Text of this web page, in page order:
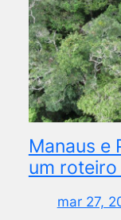
Manaus e
um roteiro
mar 27,